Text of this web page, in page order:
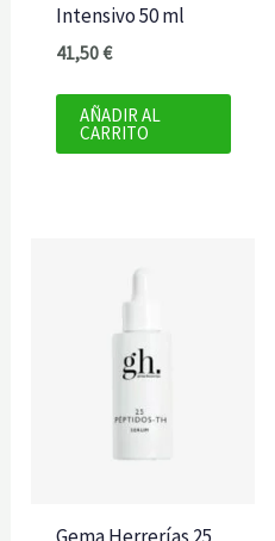
Intensivo 50 ml
41,50€
AÑADIR AL
CARRITO